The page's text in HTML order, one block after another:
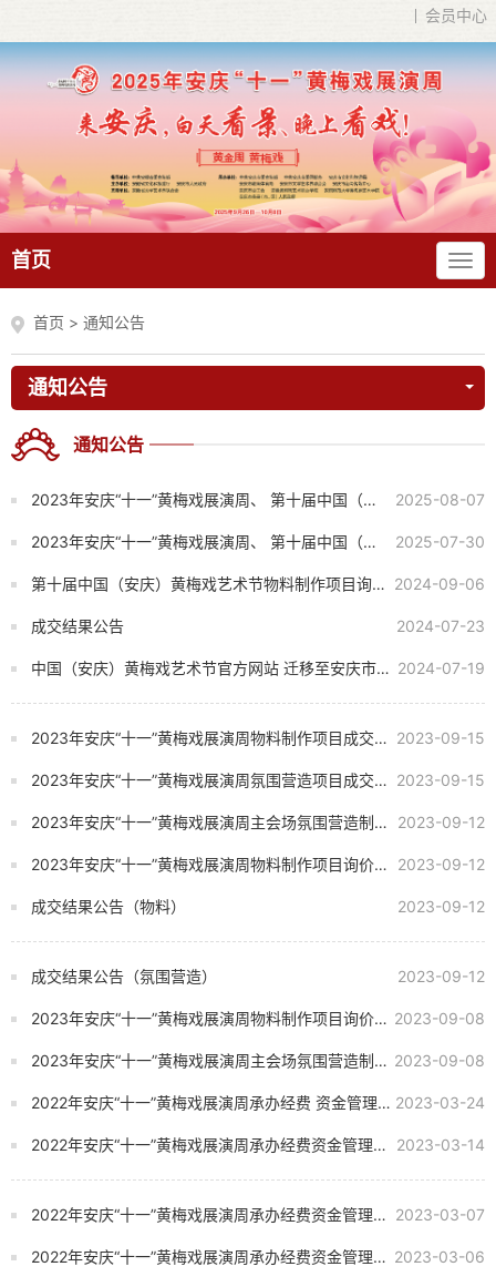
会员中心
首页
首页 > 通知公告
通知公告
通知公告
2023年安庆“十一”黄梅戏展演周、 第十届中国（安庆）黄梅戏艺术节承办经费资金管理使用 审计项... 2025-08-07
2023年安庆“十一”黄梅戏展演周、 第十届中国（安庆）黄梅戏艺术节 承办经费资金管理使用审计项... 2025-07-30
第十届中国（安庆）黄梅戏艺术节物料制作项目询价公告 2024-09-06
成交结果公告 2024-07-23
中国（安庆）黄梅戏艺术节官方网站 迁移至安庆市政府网站集约化平台项目 采购询价公告 2024-07-19
2023年安庆“十一”黄梅戏展演周物料制作项目成交结果公告 2023-09-15
2023年安庆“十一”黄梅戏展演周氛围营造项目成交结果公告 2023-09-15
2023年安庆“十一”黄梅戏展演周主会场氛围营造制作项目询价公告 2023-09-12
2023年安庆“十一”黄梅戏展演周物料制作项目询价公告 2023-09-12
成交结果公告（物料） 2023-09-12
成交结果公告（氛围营造） 2023-09-12
2023年安庆“十一”黄梅戏展演周物料制作项目询价公告 2023-09-08
2023年安庆“十一”黄梅戏展演周主会场氛围营造制作项目询价公告 2023-09-08
2022年安庆“十一”黄梅戏展演周承办经费 资金管理使用审计项目采购成交结果公告 2023-03-24
2022年安庆“十一”黄梅戏展演周承办经费资金管理使用审计项目（三次）流标公告 2023-03-14
2022年安庆“十一”黄梅戏展演周承办经费资金管理使用审计项目询价公告 2023-03-07
2022年安庆“十一”黄梅戏展演周承办经费资金管理使用审计项目（二次）流标公告 2023-03-06